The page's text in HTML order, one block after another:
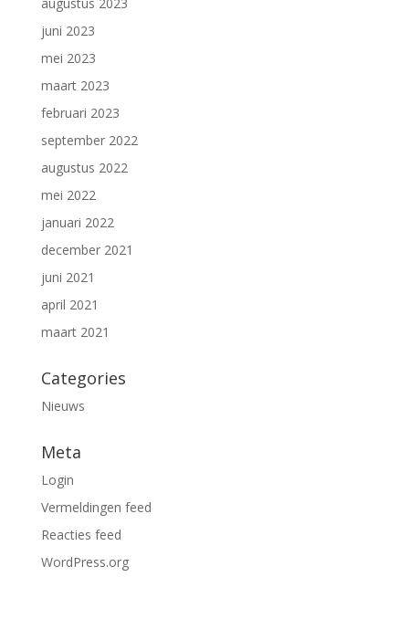
juni 2023
mei 2023
maart 2023
februari 2023
september 2022
augustus 2022
mei 2022
januari 2022
december 2021
juni 2021
april 2021
maart 2021
Categories
Nieuws
Meta
Login
Vermeldingen feed
Reacties feed
WordPress.org